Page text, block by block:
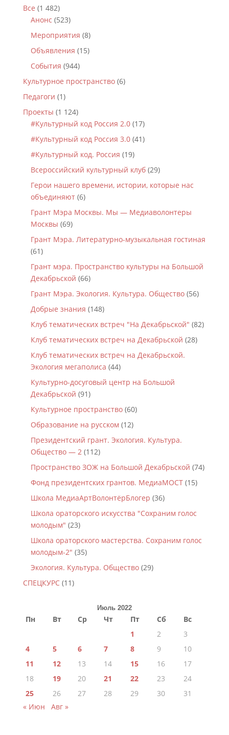
Все (1 482)
Анонс (523)
Мероприятия (8)
Объявления (15)
События (944)
Культурное пространство(6)
Педагоги (1)
Проекты (1 124)
#Культурный код Россия 2.0(17)
#Культурный код Россия 3.0(41)
#Культурный код. Россия (19)
Всероссийский культурный клуб(29)
Герои нашего времени, истории, которые нас
объединяют(6)
Грант Мэра Москвы. Мы — Медиаволонтеры
Москвы (69)
Грант Мэра. Литературно-музыкальная гостиная
(61)
Грант мэра. Пространство культуры на Большой
Декабрьской (66)
Грант Мэра. Экология. Культура. Общество(56)
Добрые знания (148)
Клуб тематических встреч "На Декабрьской" (82)
Клуб тематических встреч на Декабрьской (28)
Клуб тематических встреч на Декабрьской.
Экология мегаполиса (44)
Культурно-досуговый центр на Большой
Декабрьской (91)
Культурное пространство(60)
Образование на русском (12)
Президентский грант. Экология. Культура.
Общество — 2(112)
Пространство ЗОЖ на Большой Декабрьской (74)
Фонд президентских грантов. МедиаМОСТ(15)
Школа МедиаАртВолонтёрБлогер (36)
Школа ораторского искусства "Сохраним голос
молодым" (23)
Школа ораторского мастерства. Сохраним голос
молодым-2" (35)
Экология. Культура. Общество(29)
СПЕЦКУРС(11)
Июль 2022
Пн Вт Ср Чт Пт Сб
Вс
1
2
3
4
5 6 7 8 9
10
11
12 13 14 15 16
17
18
19 20 21 22 23
24
25
26 27 28 29 30
31
« Июн
Авг »